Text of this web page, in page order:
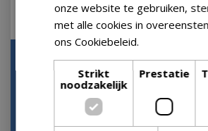
Start 30 tropical kit wit
Let op: bijna uitverkocht! Let op:
onze website te gebruiken,
met alle cookies in
ons Cookiebeleid.
Strikt
noodzakelijk
Prestatie